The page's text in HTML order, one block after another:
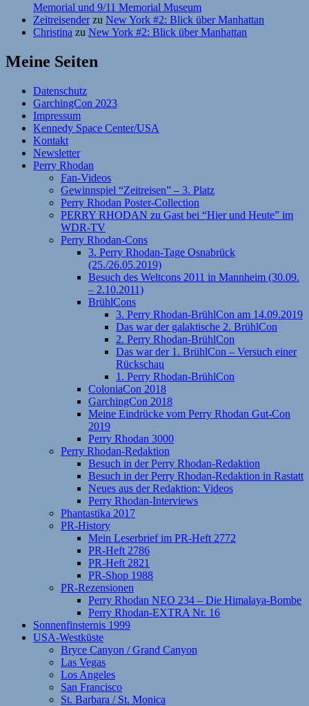
Memorial und 9/11 Memorial Museum
Zeitreisenderzu New York #2: Blick über Manhattan
Christina zu New York #2: Blick über Manhattan
Meine Seiten
Datenschutz
GarchingCon 2023
Impressum
Kennedy Space Center/USA
Kontakt
Newsletter
Perry Rhodan
Fan-Videos
Gewinnspiel “Zeitreisen” – 3. Platz
Perry Rhodan Poster-Collection
PERRY RHODAN zu Gast bei “Hier und Heute” im
WDR-TV
Perry Rhodan-Cons
3. Perry Rhodan-Tage Osnabrück
(25./26.05.2019)
Besuch des Weltcons 2011 in Mannheim (30.09.
– 2.10.2011)
BrühlCons
3. Perry Rhodan-BrühlCon am 14.09.2019
Das war der galaktische 2. BrühlCon
2. Perry Rhodan-BrühlCon
Das war der 1. BrühlCon – Versuch einer
Rückschau
1. Perry Rhodan-BrühlCon
ColoniaCon 2018
GarchingCon 2018
Meine Eindrücke vom Perry Rhodan Gut-Con
2019
Perry Rhodan 3000
Perry Rhodan-Redaktion
Besuch in der Perry Rhodan-Redaktion
Besuch in der Perry Rhodan-Redaktion in Rastatt
Neues aus der Redaktion: Videos
Perry Rhodan-Interviews
Phantastika 2017
PR-History
Mein Leserbrief im PR-Heft 2772
PR-Heft 2786
PR-Heft 2821
PR-Shop 1988
PR-Rezensionen
Perry Rhodan NEO 234 – Die Himalaya-Bombe
Perry Rhodan-EXTRA Nr. 16
Sonnenfinsternis 1999
USA-Westküste
Bryce Canyon / Grand Canyon
Las Vegas
Los Angeles
San Francisco
St. Barbara / St. Monica